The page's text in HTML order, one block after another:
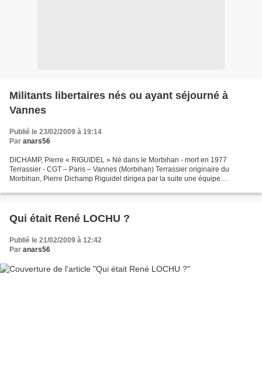
Militants libertaires nés ou ayant séjourné à
Vannes
Publié le 23/02/2009 à 19:14
Par anars56
DICHAMP, Pierre « RIGUIDEL » Né dans le Morbihan - mort en 1977
Terrassier - CGT – Paris – Vannes (Morbihan) Terrassier originaire du
Morbihan, Pierre Dichamp Riguidel dirigea par la suite une équipe
Qui était René LOCHU ?
Publié le 21/02/2009 à 12:42
Par anars56